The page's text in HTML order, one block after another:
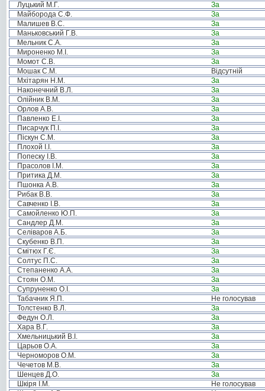
Луцький М.Г.
За
Майборода С.Ф.
За
Малишев В.С.
За
Маньковський Г.В.
За
Мельник С.А.
За
Мироненко М.І.
За
Момот С.В.
За
Мошак С.М.
Відсутній
Мхітарян Н.М.
За
Наконечний В.Л.
За
Олійник В.М.
За
Орлов А.В.
За
Павленко Е.І.
За
Писарчук П.І.
За
Піскун С.М.
За
Плохой І.І.
За
Попеску І.В.
За
Прасолов І.М.
За
Притика Д.М.
За
Пшонка А.В.
За
Рибак В.В.
За
Савченко І.В.
За
Самойленко Ю.П.
За
Сандлер Д.М.
За
Селіваров А.Б.
За
Скубенко В.П.
За
Смітюх Г.Є.
За
Солтус П.С.
За
Степаненко А.А.
За
Стоян О.М.
За
Супруненко О.І.
За
Табачник Я.П.
Не голосував
Толстенко В.Л.
За
Федун О.Л.
За
Хара В.Г.
За
Хмельницький В.І.
За
Царьов О.А.
За
Черноморов О.М.
За
Чечетов М.В.
За
Шенцев Д.О.
За
Шкіря І.М.
Не голосував